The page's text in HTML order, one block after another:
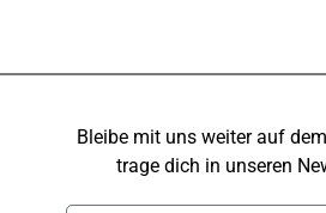
Bleibe mit uns weiter auf
trage dich in unseren